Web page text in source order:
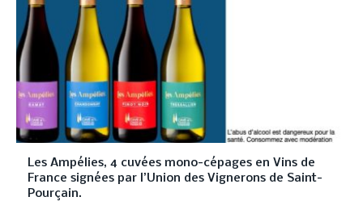
Les Ampélies, 4 cuvées mono-cépages en Vins de
France signées par l’Union des Vignerons de Saint-
Pourçain.